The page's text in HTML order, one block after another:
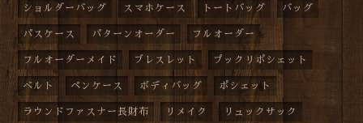
ショルダーバッグ スマホケース トートバッグ バッグ
パスケース パターンオーダー フルオーダー
フルオーダーメイド ブレスレット プックリポシェット
ベルト ペンケース ボディバッグ ポシェット
ラウンドファスナー長財布 リメイク リュックサック